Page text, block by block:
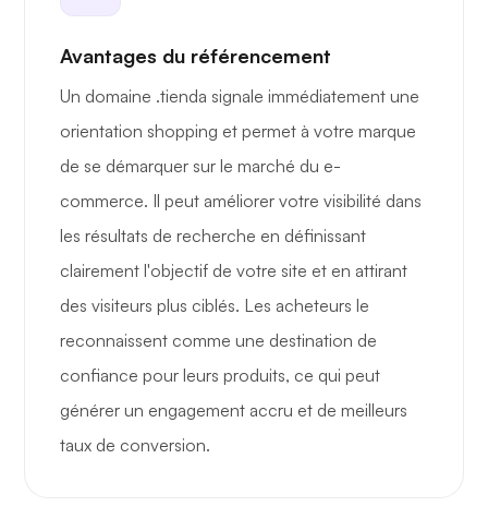
Avantages du référencement
Un domaine .tienda signale immédiatement une
orientation shopping et permet à votre marque
de se démarquer sur le marché du e-
commerce. Il peut améliorer votre visibilité dans
les résultats de recherche en définissant
clairement l'objectif de votre site et en attirant
des visiteurs plus ciblés. Les acheteurs le
reconnaissent comme une destination de
confiance pour leurs produits, ce qui peut
générer un engagement accru et de meilleurs
taux de conversion.